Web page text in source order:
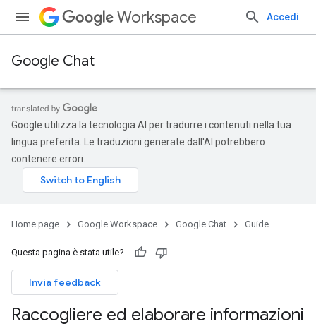
Workspace Accedi
Google Chat
Google utilizza la tecnologia AI per tradurre i contenuti nella tua
lingua preferita. Le traduzioni generate dall'AI potrebbero
contenere errori.
Home page Google Workspace Google Chat Guide
Questa pagina è stata utile?
Invia feedback
Raccogliere ed elaborare informazioni